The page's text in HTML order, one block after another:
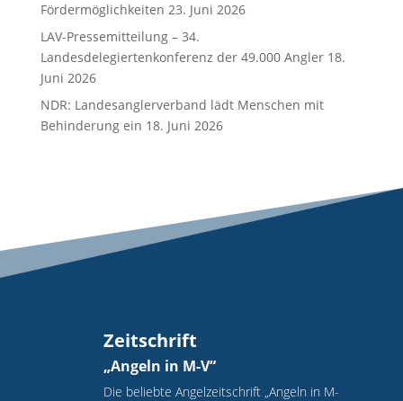
Fördermöglichkeiten 23. Juni 2026
LAV-Pressemitteilung – 34.
Landesdelegiertenkonferenz der 49.000 Angler 18.
Juni 2026
NDR: Landesanglerverband lädt Menschen mit
Behinderung ein 18. Juni 2026
Zeitschrift
„Angeln in M-V“
Die beliebte Angelzeitschrift „Angeln in M-